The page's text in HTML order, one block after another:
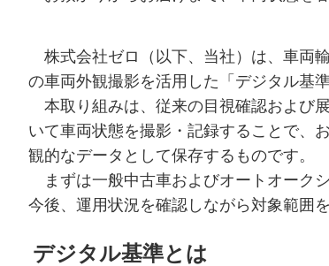
株式会社ゼロ（以下、当社）は、車両
の車両外観撮影を活用した「デジタル基
本取り組みは、従来の目視確認および
いて車両状態を撮影・記録することで、
観的なデータとして保存するものです。
まずは一般中古車およびオートオーク
今後、運用状況を確認しながら対象範囲
デジタル基準とは